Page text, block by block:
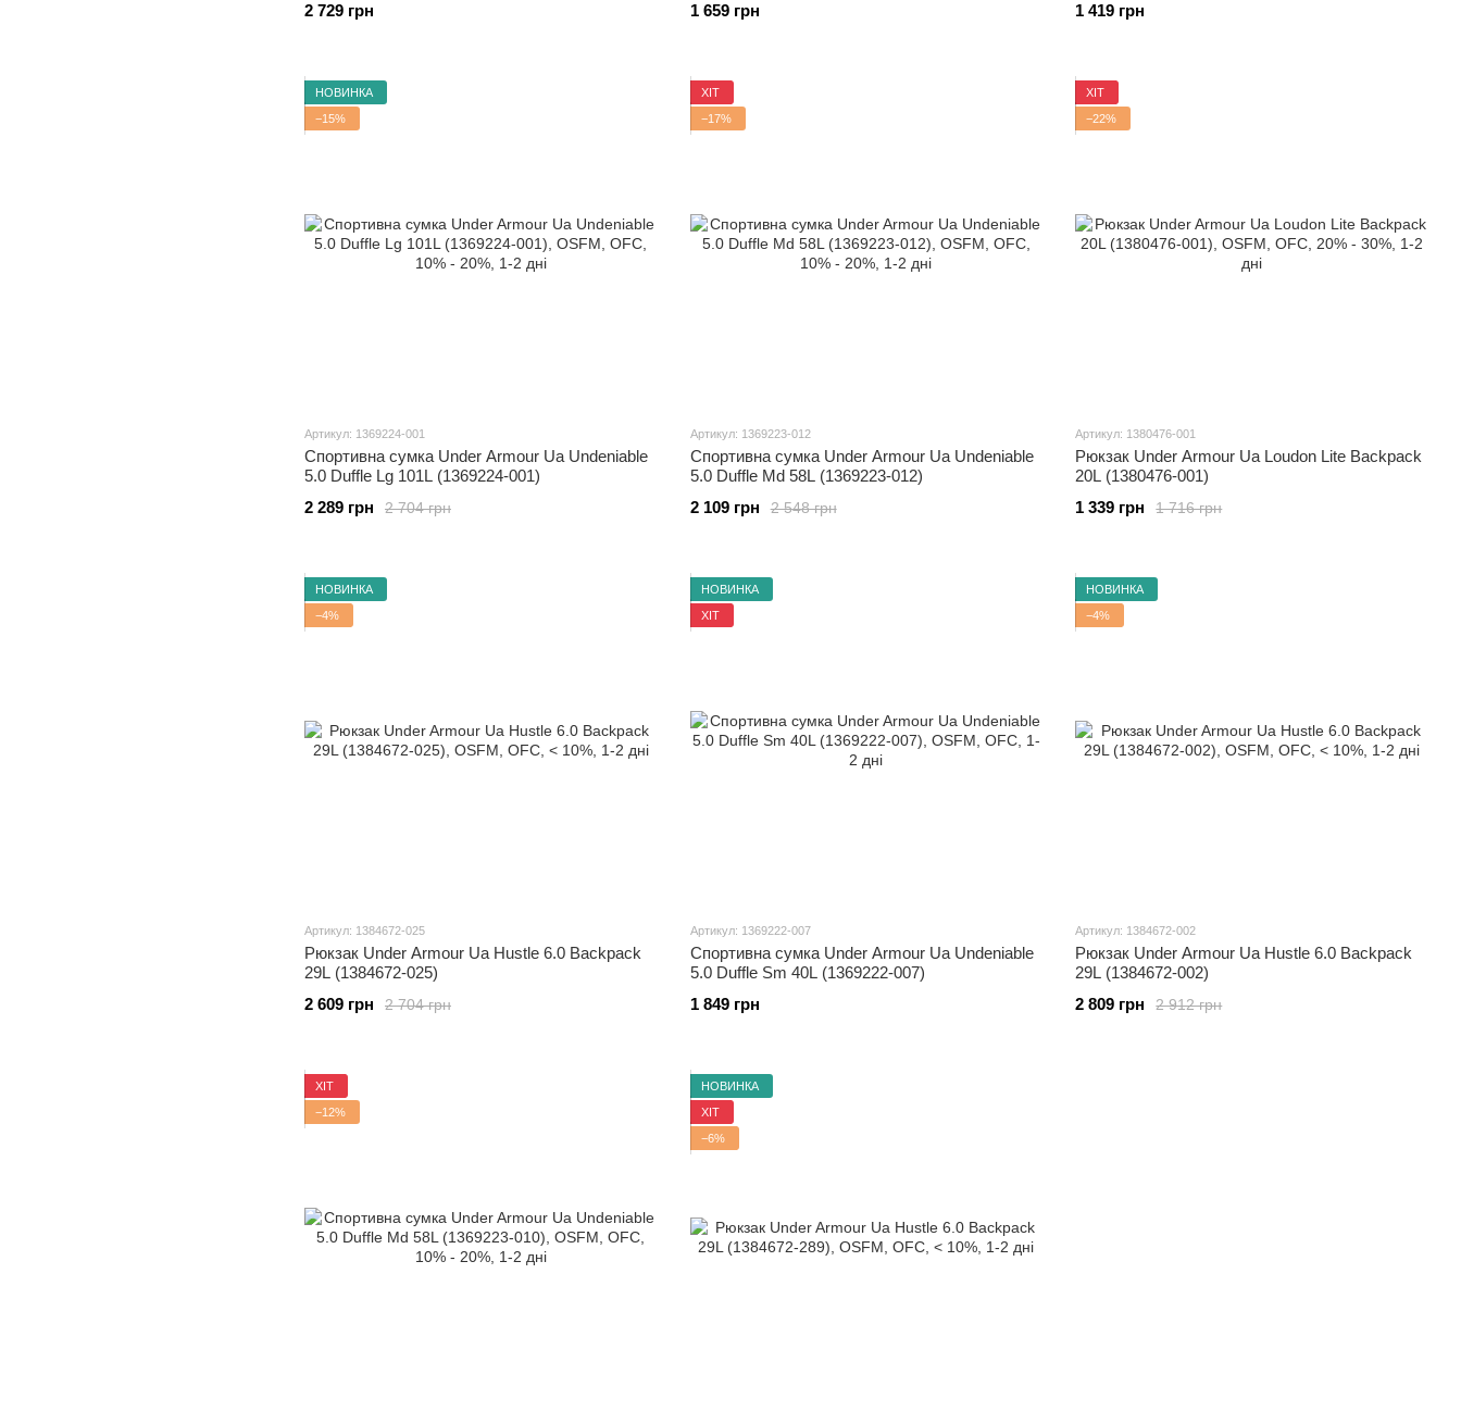
2 729 грн
1 659 грн
1 419 грн
НОВИНКА
−15%
Артикул: 1369224-001
Спортивна сумка Under Armour Ua Undeniable
5.0 Duffle Lg 101L (1369224-001)
2 704 грн
2 289 грн
ХІТ
−17%
Артикул: 1369223-012
Спортивна сумка Under Armour Ua Undeniable
5.0 Duffle Md 58L (1369223-012)
2 548 грн
2 109 грн
ХІТ
−22%
Артикул: 1380476-001
Рюкзак Under Armour Ua Loudon Lite Backpack
20L (1380476-001)
1 716 грн
1 339 грн
НОВИНКА
−4%
Артикул: 1384672-025
Рюкзак Under Armour Ua Hustle 6.0 Backpack
29L (1384672-025)
2 704 грн
2 609 грн
НОВИНКА
ХІТ
Артикул: 1369222-007
Спортивна сумка Under Armour Ua Undeniable
5.0 Duffle Sm 40L (1369222-007)
1 849 грн
НОВИНКА
−4%
Артикул: 1384672-002
Рюкзак Under Armour Ua Hustle 6.0 Backpack
29L (1384672-002)
2 912 грн
2 809 грн
ХІТ
−12%
НОВИНКА
ХІТ
−6%